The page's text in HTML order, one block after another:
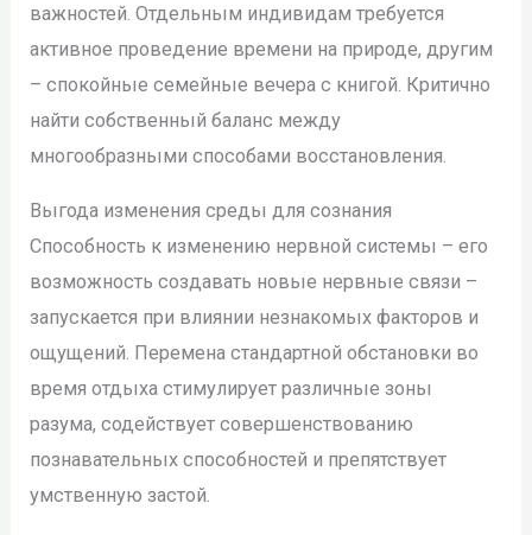
важностей. Отдельным индивидам требуется
активное проведение времени на природе, другим
– спокойные семейные вечера с книгой. Критично
найти собственный баланс между
многообразными способами восстановления.
Выгода изменения среды для сознания
Способность к изменению нервной системы – его
возможность создавать новые нервные связи –
запускается при влиянии незнакомых факторов и
ощущений. Перемена стандартной обстановки во
время отдыха стимулирует различные зоны
разума, содействует совершенствованию
познавательных способностей и препятствует
умственную застой.